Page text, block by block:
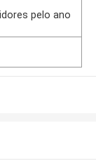
pelo ano